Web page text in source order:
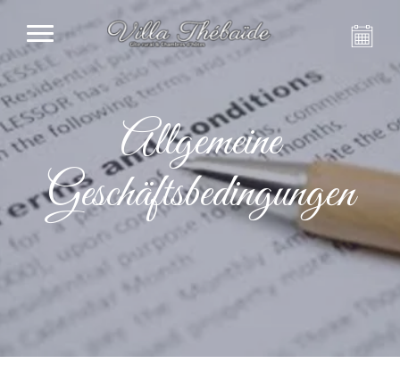
Allgemeine
Geschäftsbedingungen